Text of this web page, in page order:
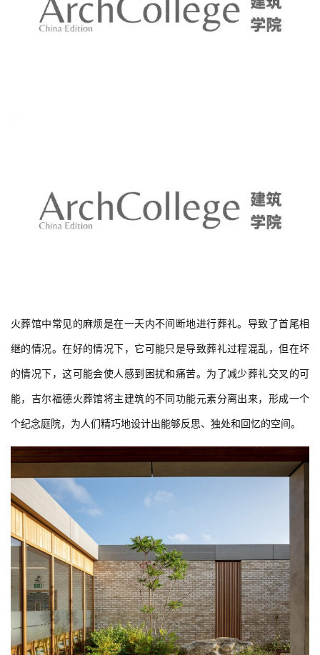
建
筑
计
火葬馆中常见的麻烦是在一天内不间断地进行葬礼。导致了首尾相
继的情况。在好的情况下，它可能只是导致葬礼过程混乱，但在坏
的情况下，这可能会使人感到困扰和痛苦。为了减少葬礼交叉的可
能，吉尔福德火葬馆将主建筑的不同功能元素分离出来，形成一个
个纪念庭院，为人们精巧地设计出能够反思、独处和回忆的空间。